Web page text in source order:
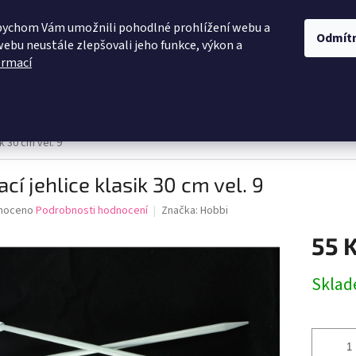
Vám umožnili pohodlné prohlížení webu a
neustále zlepšovali jeho funkce, výkon a
30 cm vel. 9
jehlice klasik 30 cm vel. 9
Podrobnosti hodnocení Značka: Hobbi
55
cena: